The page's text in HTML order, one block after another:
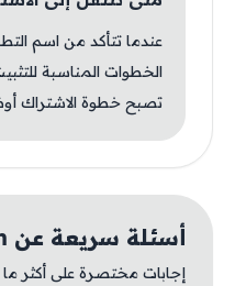
عندما تتأكد من اسم
الخطوات المناسبة
تصبح خطوة الاشتراك
أسئلة سريعة عن Dazz Cam
إجابات مختصرة على أكثر ما